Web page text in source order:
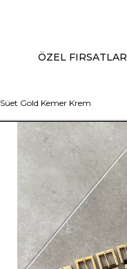
ÖZEL FIRSATLAR
Süet Gold Kemer Krem